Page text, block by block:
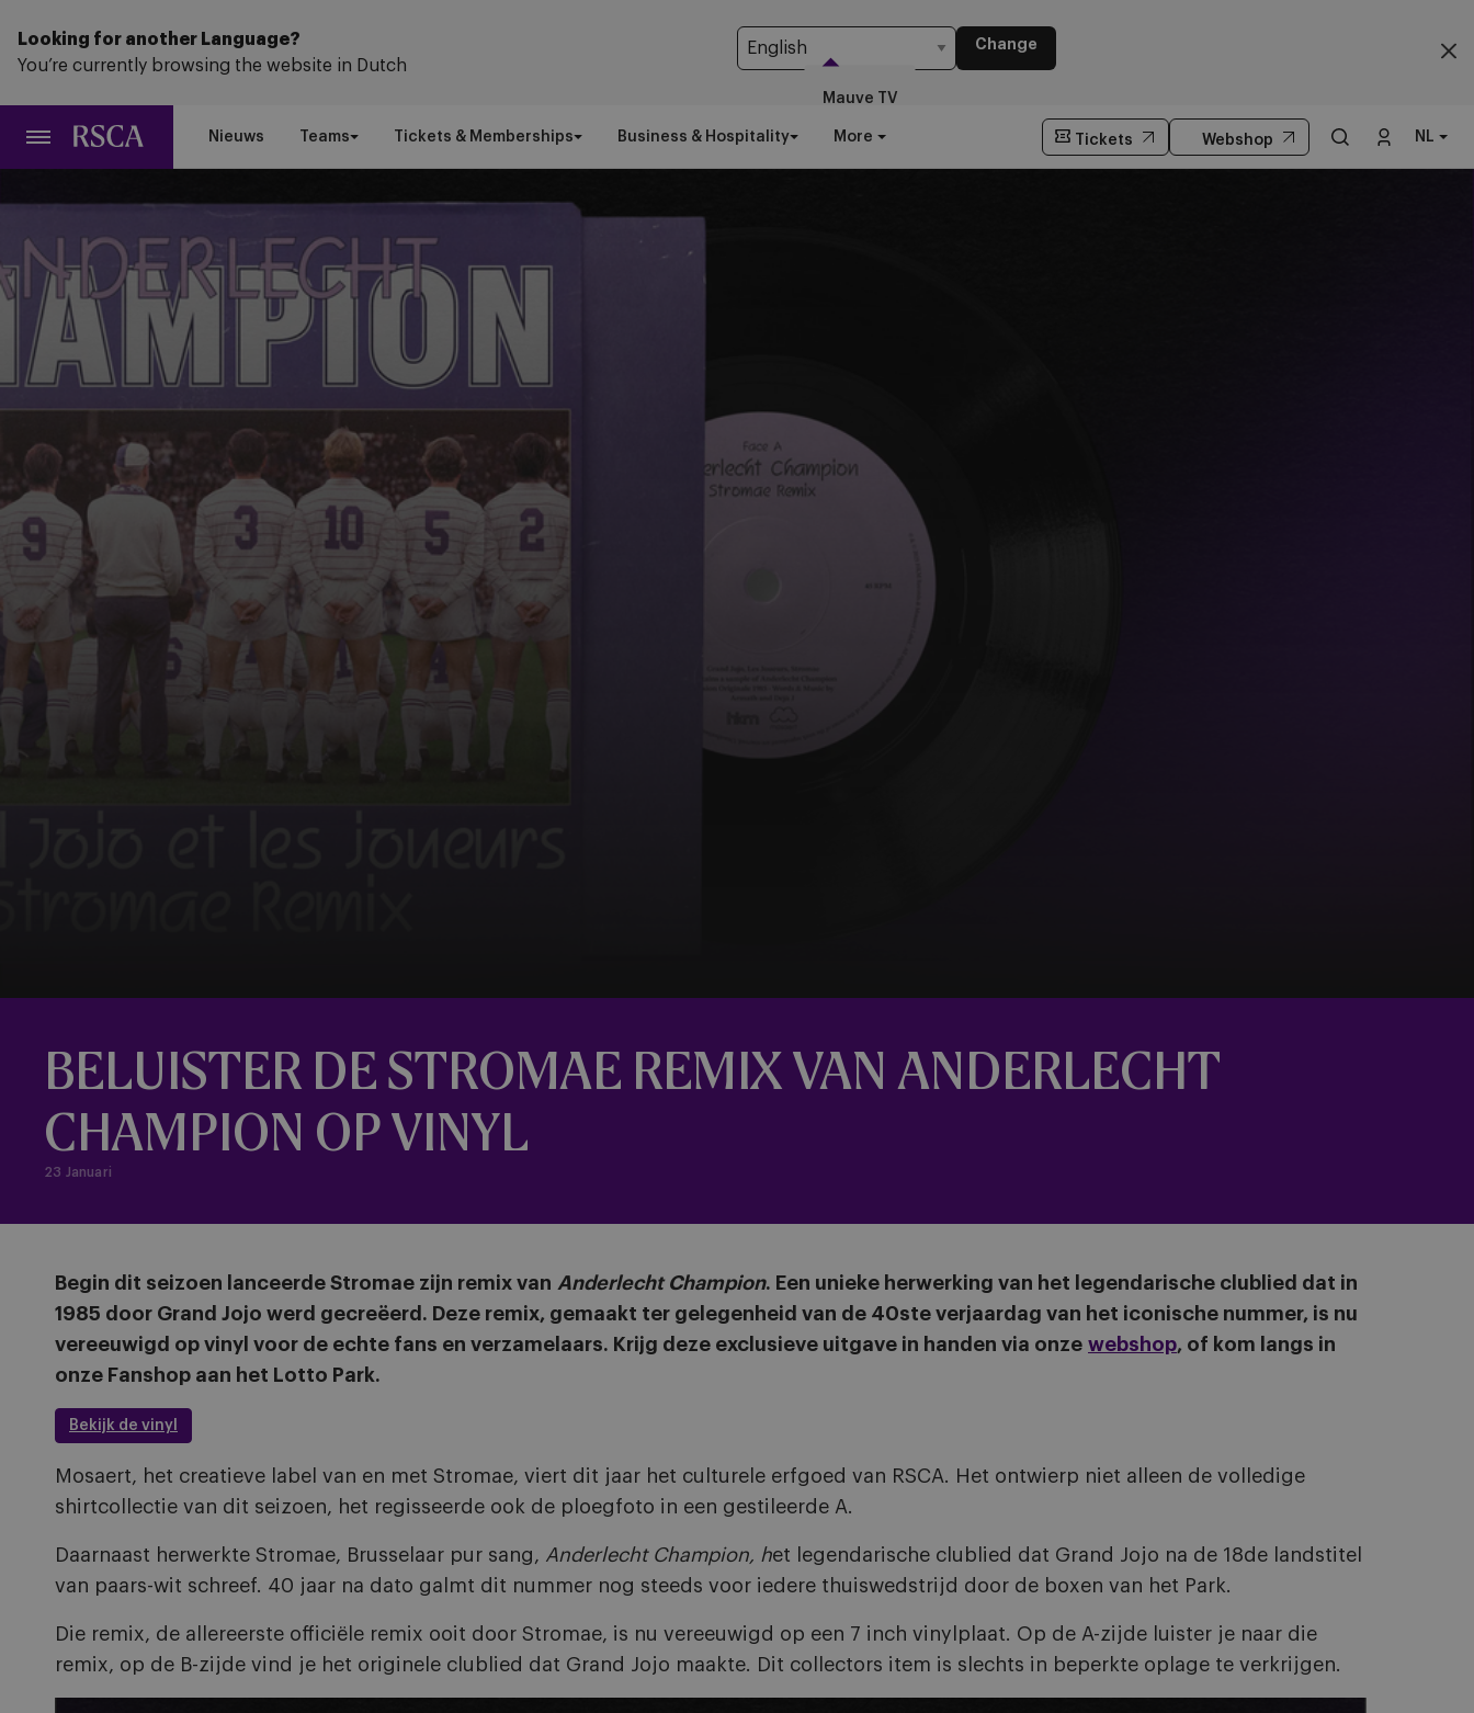
naar
hoofdinhoud
Looking for another Language?
You’re currently browsing the website in Dutch
Change
Nieuws Teams Tickets & Memberships Business & Hospitality More
Mauve TV
Tickets Webshop NL
BELUISTER DE STROMAE REMIX VAN ANDERLECHT
CHAMPION OP VINYL
23 Januari
Begin dit seizoen lanceerde Stromae zijn remix van Anderlecht Champion. Een unieke herwerking van het legendarische clublied dat in
1985 door Grand Jojo werd gecreëerd. Deze remix, gemaakt ter gelegenheid van de 40ste verjaardag van het iconische nummer, is nu
vereeuwigd op vinyl voor de echte fans en verzamelaars. Krijg deze exclusieve uitgave in handen via onze webshop, of kom langs in
onze Fanshop aan het Lotto Park.
Bekijk de vinyl
Mosaert, het creatieve label van en met Stromae, viert dit jaar het culturele erfgoed van RSCA. Het ontwierp niet alleen de volledige
shirtcollectie van dit seizoen, het regisseerde ook de ploegfoto in een gestileerde A.
Daarnaast herwerkte Stromae, Brusselaar pur sang, Anderlecht Champion, het legendarische clublied dat Grand Jojo na de 18de landstitel
van paars-wit schreef. 40 jaar na dato galmt dit nummer nog steeds voor iedere thuiswedstrijd door de boxen van het Park.
Die remix, de allereerste officiële remix ooit door Stromae, is nu vereeuwigd op een 7 inch vinylplaat. Op de A-zijde luister je naar die
remix, op de B-zijde vind je het originele clublied dat Grand Jojo maakte. Dit collectors item is slechts in beperkte oplage te verkrijgen.